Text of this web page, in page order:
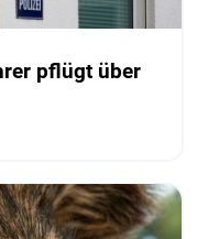
pflügt über